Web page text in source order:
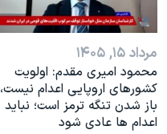
مرداد ۱۵, ۱۴۰۵
محمود امیری مقدم: اولویت
کشورهای اروپایی اعدام نیست،
باز شدن تنگه ترمز است؛ نباید
اعدام ها عادی شود